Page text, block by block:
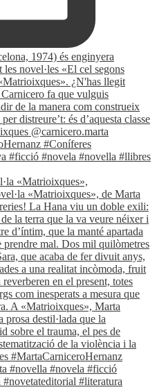
«Matrioixques»,